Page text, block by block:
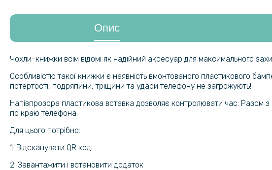
Опис
Чохли-книжки всім відомі як надійний аксесуар для максимального
Особливістю такої книжки є наявність вмонтованого пластикового
потертості, подряпини, тріщини та удари телефону не загрожують!
Напівпрозора пластикова вставка дозволяє контролювати час. Разом
по краю телефона.
Для цього потрібно:
1. Відсканувати QR код
2. Завантажити і встановити додаток